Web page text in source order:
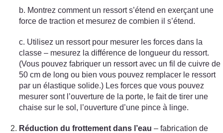
b. Montrez comment un ressort s’étend en exerçant une
force de traction et mesurez de combien il s’étend.
c. Utilisez un ressort pour mesurer les forces dans la
classe – mesurez la différence de longueur du ressort.
(Vous pouvez fabriquer un ressort avec un fil de cuivre de
50 cm de long ou bien vous pouvez remplacer le ressort
par un élastique solide.) Les forces que vous pouvez
mesurer sont l’ouverture de la porte, le fait de tirer une
chaise sur le sol, l’ouverture d’une pince à linge.
Réduction du frottement dans l’eau – fabrication de